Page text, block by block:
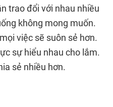
trao đổi với nhau nhiều
không mong muốn.
việc sẽ suôn sẻ hơn.
sự hiểu nhau cho lắm.
sẻ nhiều hơn.